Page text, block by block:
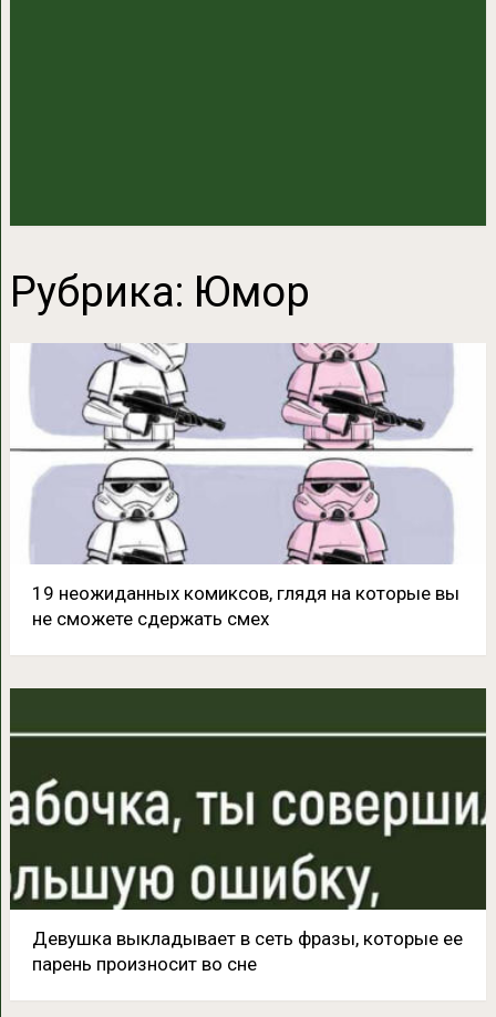
Рубрика: Юмор
19 неожиданных комиксов, глядя на которые вы
не сможете сдержать смех
Девушка выкладывает в сеть фразы, которые ее
парень произносит во сне